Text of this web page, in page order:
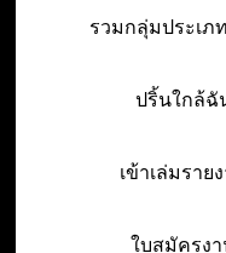
รวมกลุ่มประเภ
ปริ้นใกล้ฉั
เข้าเล่มราย
ใบสมัครง